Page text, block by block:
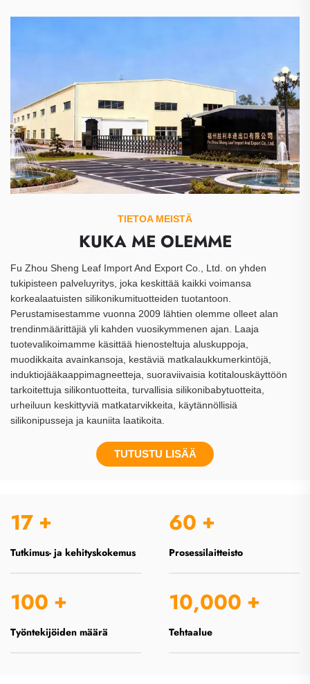
TIETOA MEISTÄ
KUKA ME OLEMME
Fu Zhou Sheng Leaf Import And Export Co., Ltd. on yhden
tukipisteen palveluyritys, joka keskittää kaikki voimansa
korkealaatuisten silikonikumituotteiden tuotantoon.
Perustamisestamme vuonna 2009 lähtien olemme olleet alan
trendinmäärittäjiä yli kahden vuosikymmenen ajan. Laaja
tuotevalikoimamme käsittää hienosteltuja aluskuppoja,
muodikkaita avainkansoja, kestäviä matkalaukkumerkintöjä,
induktiojääkaappimagneetteja, suoraviivaisia kotitalouskäyttöön
tarkoitettuja silikontuotteita, turvallisia silikonibabytuotteita,
urheiluun keskittyviä matkatarvikkeita, käytännöllisiä
silikonipusseja ja kauniita laatikoita.
TUTUSTU LISÄÄ
17 +
Tutkimus- ja kehityskokemus
60 +
Prosessilaitteisto
100 +
Työntekijöiden määrä
10,000 +
Tehtaalue